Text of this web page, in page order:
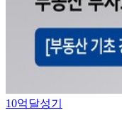
10억달성기